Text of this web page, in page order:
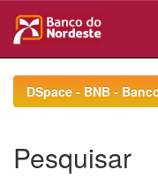
navigationDSpace - BNB -
Pesquisar